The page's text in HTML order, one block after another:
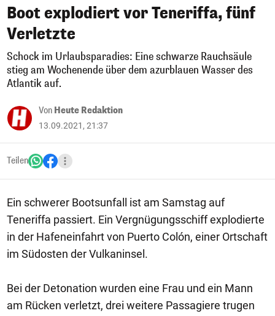
Boot explodiert vor Teneriffa, fünf
Verletzte
Schock im Urlaubsparadies: Eine schwarze Rauchsäule
stieg am Wochenende über dem azurblauen Wasser des
Atlantik auf.
Von Heute Redaktion
13.09.2021, 21:37
Teilen
Ein schwerer Bootsunfall ist am Samstag auf
Teneriffa passiert. Ein Vergnügungsschiff explodierte
in der Hafeneinfahrt von Puerto Colón, einer Ortschaft
im Südosten der Vulkaninsel.
Bei der Detonation wurden eine Frau und ein Mann
am Rücken verletzt, drei weitere Passagiere trugen